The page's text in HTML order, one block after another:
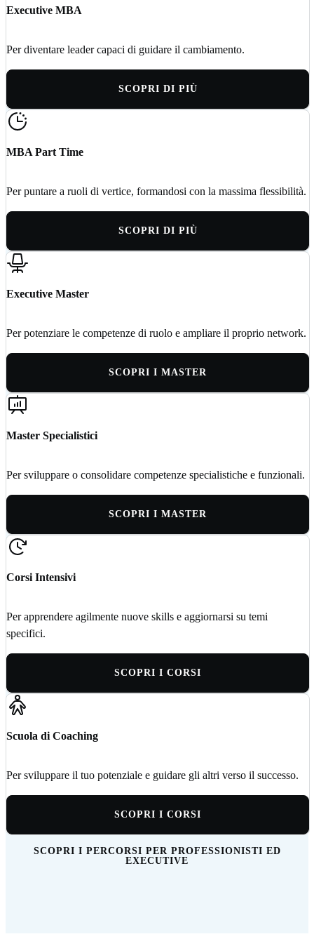
Executive MBA
Per diventare leader capaci di guidare il cambiamento.
SCOPRI DI PIÙ
MBA Part Time
Per puntare a ruoli di vertice, formandosi con la massima flessibilità.
SCOPRI DI PIÙ
Executive Master
Per potenziare le competenze di ruolo e ampliare il proprio network.
SCOPRI I MASTER
Master Specialistici
Per sviluppare o consolidare competenze specialistiche e funzionali.
SCOPRI I MASTER
Corsi Intensivi
Per apprendere agilmente nuove skills e aggiornarsi su temi
specifici.
SCOPRI I CORSI
Scuola di Coaching
Per sviluppare il tuo potenziale e guidare gli altri verso il successo.
SCOPRI I CORSI
SCOPRI I PERCORSI PER PROFESSIONISTI ED
EXECUTIVE